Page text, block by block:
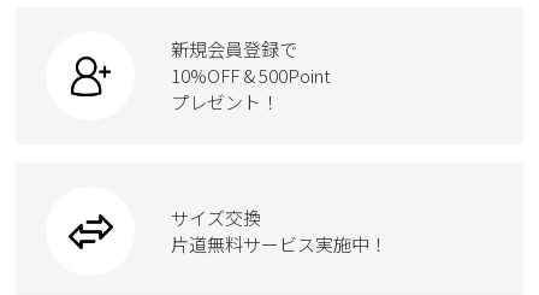
カジュアルシューズ
ワークシューズ
ウェア
ローファー
ブーツ
スクール
ボディバッグ
ハンドバッグ
トートバッグ
ケア用品
新規会員登録で
10%OFF & 500Point
プレゼント！
サイズ交換
片道無料サービス実施中！